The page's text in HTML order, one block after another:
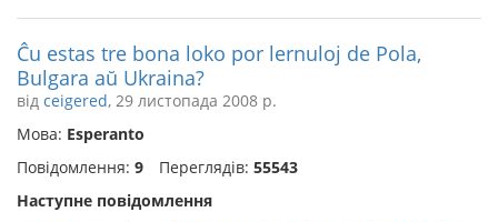
Ĉu estas tre bona loko por lernuloj de Pola,
Bulgara aŭ Ukraina?
від ceigered, 29 листопада 2008 р.
Мова: Esperanto
Повідомлення: 9 Переглядів: 55543
Наступне повідомлення